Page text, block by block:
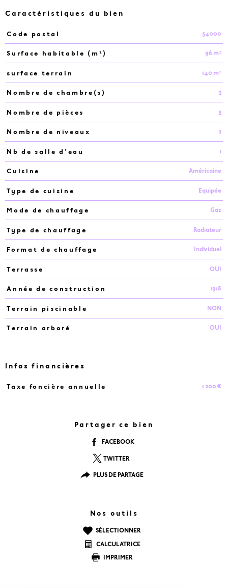
Caractéristiques du bien
Caractéristiques Valeurs
Code postal 54000
Surface habitable (m²) 96 m²
surface terrain 140 m²
Nombre de chambre(s) 3
Nombre de pièces 5
Nombre de niveaux 2
Nb de salle d'eau 1
Cuisine Américaine
Type de cuisine Equipée
Mode de chauffage Gaz
Type de chauffage Radiateur
Format de chauffage Individuel
Terrasse OUI
Année de construction 1918
Terrain piscinable NON
Terrain arboré OUI
Infos financières
Caractéristiques Valeurs
Taxe foncière annuelle 1 200 €
Partager ce bien
FACEBOOK
TWITTER
PLUS DE PARTAGE
Nos outils
SÉLECTIONNER
CALCULATRICE
IMPRIMER